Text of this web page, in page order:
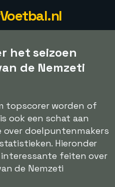
het seizoen
de Nemzeti
topscorer worden of
ook een schat aan
doelpuntenmakers
Hieronder
feiten over
de Nemzeti